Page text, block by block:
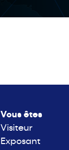
Vous êtes
Visiteur
Exposant